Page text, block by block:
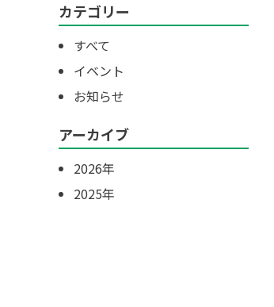
カテゴリー
すべて
イベント
お知らせ
アーカイブ
2026年
2025年